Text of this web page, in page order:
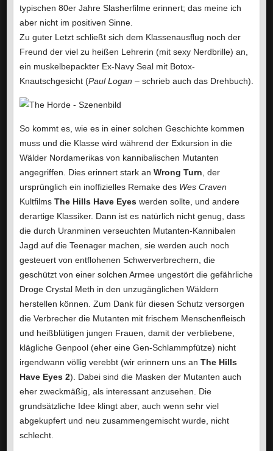
typischen 80er Jahre Slasherfilme erinnert; das meine ich
aber nicht im positiven Sinne.
Zu guter Letzt schließt sich dem Klassenausflug noch der
Freund der viel zu heißen Lehrerin (mit sexy Nerdbrille) an,
ein muskelbepackter Ex-Navy Seal mit Botox-
Knautschgesicht (Paul Logan – schrieb auch das Drehbuch).
So kommt es, wie es in einer solchen Geschichte kommen
muss und die Klasse wird während der Exkursion in die
Wälder Nordamerikas von kannibalischen Mutanten
angegriffen. Dies erinnert stark an Wrong Turn , der
ursprünglich ein inoffizielles Remake des Wes Craven
Kultfilms The Hills Have Eyeswerden sollte, und andere
derartige Klassiker. Dann ist es natürlich nicht genug, dass
die durch Uranminen verseuchten Mutanten-Kannibalen
Jagd auf die Teenager machen, sie werden auch noch
gesteuert von entflohenen Schwerverbrechern, die
geschützt von einer solchen Armee ungestört die gefährliche
Droge Crystal Meth in den unzugänglichen Wäldern
herstellen können. Zum Dank für diesen Schutz versorgen
die Verbrecher die Mutanten mit frischem Menschenfleisch
und heißblütigen jungen Frauen, damit der verbliebene,
klägliche Genpool (eher eine Gen-Schlammpfütze) nicht
irgendwann völlig verebbt (wir erinnern uns an The Hills
Have Eyes 2). Dabei sind die Masken der Mutanten auch
eher zweckmäßig, als interessant anzusehen. Die
grundsätzliche Idee klingt aber, auch wenn sehr viel
abgekupfert und neu zusammengemischt wurde, nicht
schlecht.